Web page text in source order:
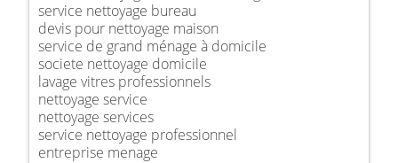
service nettoyage bureau
devis pour nettoyage maison
service de grand ménage à domicile
societe nettoyage domicile
lavage vitres professionnels
nettoyage service
nettoyage services
service nettoyage professionnel
entreprise menage